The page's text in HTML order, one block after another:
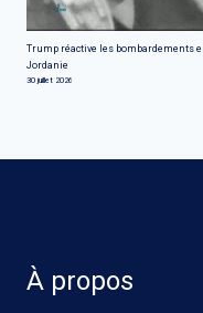
Trump réactive les bombardements
Jordanie
30 juillet 2026
À propos